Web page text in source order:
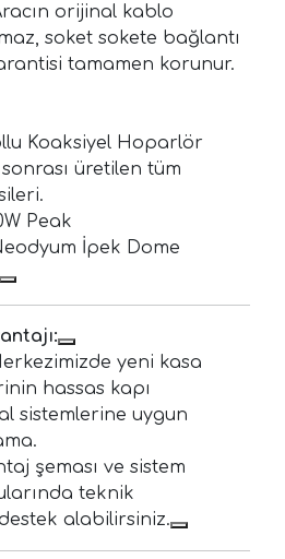
orijinal kablo
soket sokete bağlantı
tamamen korunur.
Koaksiyel Hoparlör
sonrası üretilen tüm
Peak
İpek Dome
yeni kasa
hassas kapı
sistemlerine uygun
şeması ve sistem
teknik
alabilirsiniz.